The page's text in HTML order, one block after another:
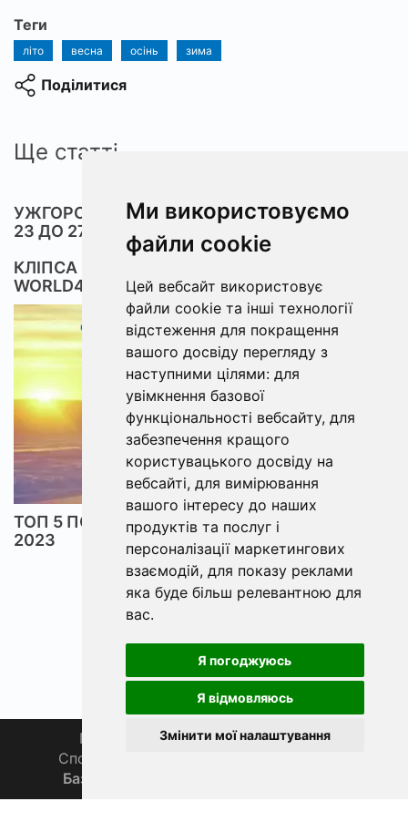
Ми використовуємо
файли cookie
Цей вебсайт використовує
файли cookie та інші технології
відстеження для покращення
вашого досвіду перегляду з
наступними цілями: для
увімкнення базової
функціональності вебсайту, для
забезпечення кращого
користувацького досвіду на
вебсайті, для вимірювання
вашого інтересу до наших
продуктів та послуг і
персоналізації маркетингових
взаємодій, для показу реклами
яка буде більш релевантною для
вас.
Я погоджуюсь
Я відмовляюсь
Змінити мої налаштування
Теги
літо весна осінь зима
Поділитися
Ще статті
УЖГОРОД: ПРОГНОЗ КЛЬОВУ НА 5 ДНІВ ВІД
23 ДО 27 ЛИПНЯ 2025
КЛІПСА КРІПЛЕННЯ ДЛЯ СВІНГЕРІВ
WORLD4CARP CLIP
ТОП 5 ПОДАРУНКІВ ДЛЯ РИБАКА У СЕРПНІ
2023
Головна Про нас
Магазин 🛒
Спортивна рибалка 🏆
База знань 📚